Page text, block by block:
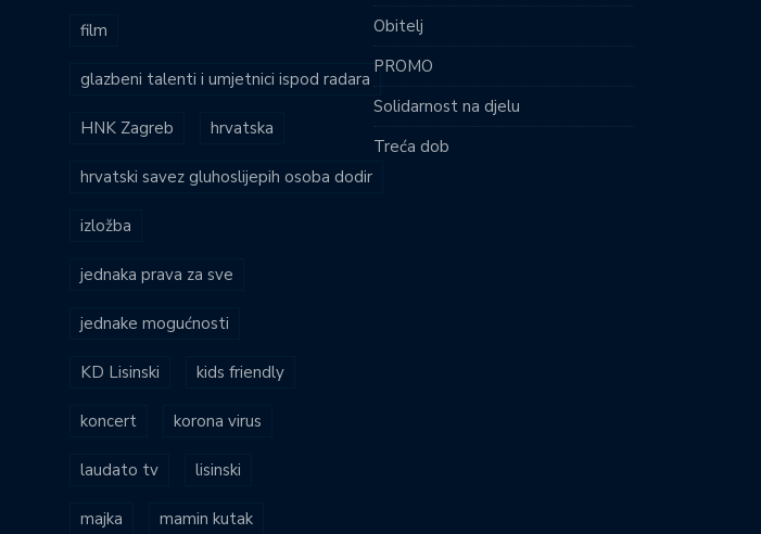
film
glazbeni talenti i umjetnici ispod radara
HNK Zagreb hrvatska
hrvatski savez gluhoslijepih osoba dodir
izložba
jednaka prava za sve
jednake mogućnosti
KD Lisinski kids friendly
koncert korona virus
laudato tv lisinski
majka mamin kutak
Obitelj
PROMO
Solidarnost na djelu
Treća dob